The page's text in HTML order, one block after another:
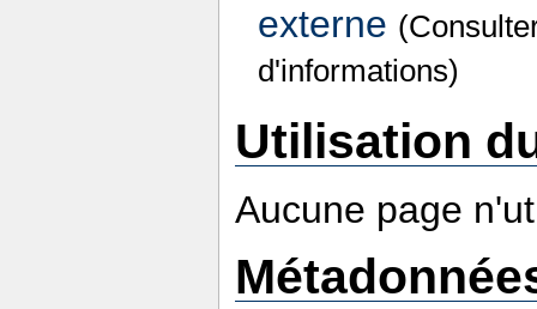
externe
d'informations)
Utilisation
Aucune page